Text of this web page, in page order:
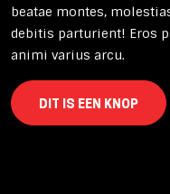
beatae montes,
debitis parturient! Eros
animi varius arcu.
DIT IS EEN KNOP